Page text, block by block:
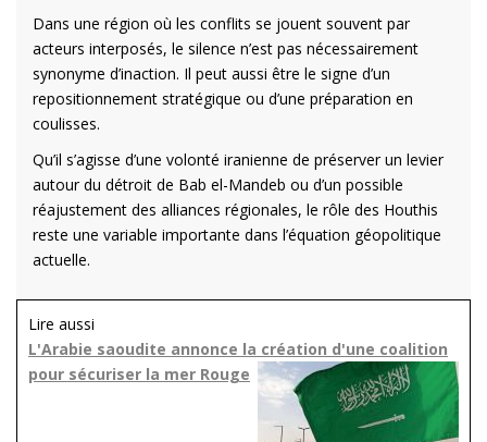
Dans une région où les conflits se jouent souvent par
acteurs interposés, le silence n’est pas nécessairement
synonyme d’inaction. Il peut aussi être le signe d’un
repositionnement stratégique ou d’une préparation en
coulisses.
Qu’il s’agisse d’une volonté iranienne de préserver un levier
autour du détroit de Bab el-Mandeb ou d’un possible
réajustement des alliances régionales, le rôle des Houthis
reste une variable importante dans l’équation géopolitique
actuelle.
Lire aussi
L'Arabie saoudite annonce la création d'une coalition
pour sécuriser la mer Rouge